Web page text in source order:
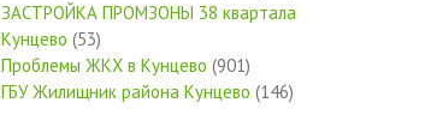
ЗАСТРОЙКА ПРОМЗОНЫ 38 квартала
Кунцево (53)
Проблемы ЖКХ в Кунцево (901)
ГБУ Жилищник района Кунцево (146)